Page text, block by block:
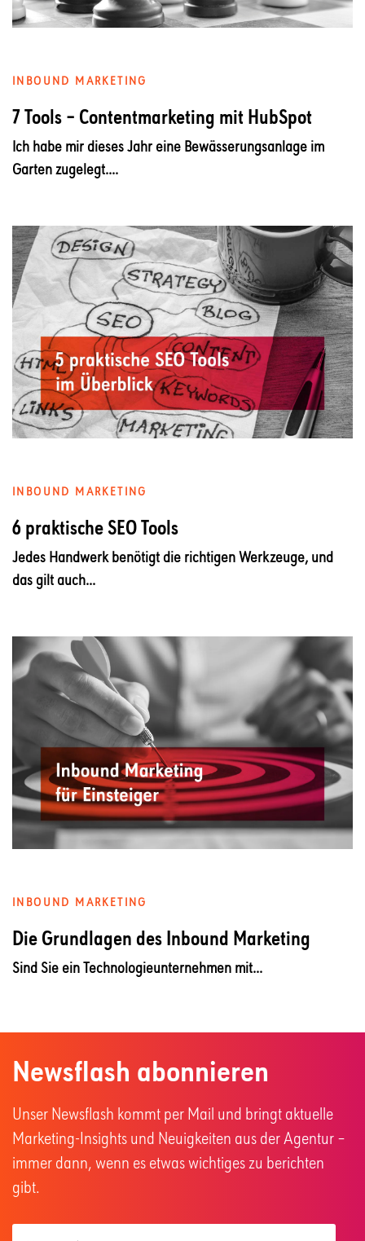
INBOUND MARKETING
7 Tools – Contentmarketing mit HubSpot
Ich habe mir dieses Jahr eine Bewässerungsanlage im
Garten zugelegt....
INBOUND MARKETING
6 praktische SEO Tools
Jedes Handwerk benötigt die richtigen Werkzeuge, und
das gilt auch...
INBOUND MARKETING
Die Grundlagen des Inbound Marketing
Sind Sie ein Technologieunternehmen mit...
Newsflash abonnieren
Unser Newsflash kommt per Mail und bringt aktuelle
Marketing-Insights und Neuigkeiten aus der Agentur –
immer dann, wenn es etwas wichtiges zu berichten
gibt.